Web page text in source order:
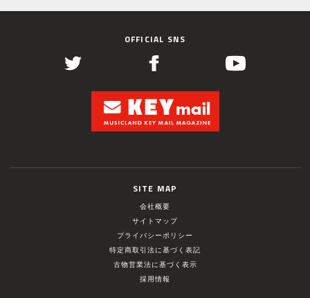
OFFICIAL SNS
SITE MAP
会社概要
サイトマップ
プライバシーポリシー
特定商取引法に基づく表記
古物営業法に基づく表示
採用情報